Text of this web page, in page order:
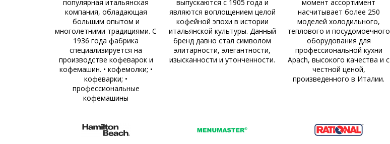
популярная итальянская
компания, обладающая
большим опытом и
многолетними традициями. С
1936 года фабрика
специализируется на
производстве кофеварок и
кофемашин. • кофемолки; •
кофеварки; •
профессиональные
кофемашины
выпускаются с 1905 года и
являются воплощением целой
кофейной эпохи в истории
итальянской культуры. Данный
бренд давно стал символом
элитарности, элегантности,
изысканности и утонченности.
момент ассортимент
насчитывает более 250
моделей холодильного,
теплового и посудомоечного
оборудования для
профессиональной кухни
Apach, высокого качества и с
честной ценой,
произведенного в Италии.